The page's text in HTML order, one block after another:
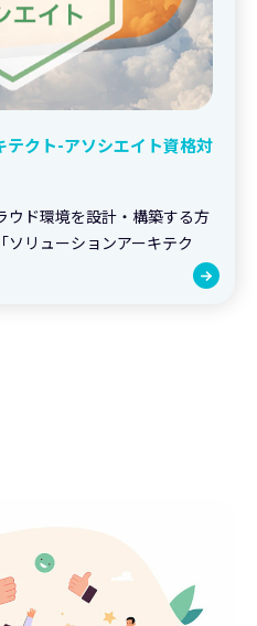
テクト-アソシエイト資格対
ウド環境を設計・構築する方
ソリューションアーキテク